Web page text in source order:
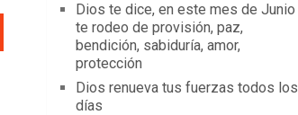
Dios te dice, en este mes de Junio
te rodeo de provisión, paz,
bendición, sabiduría, amor,
protección
Dios renueva tus fuerzas todos los
días